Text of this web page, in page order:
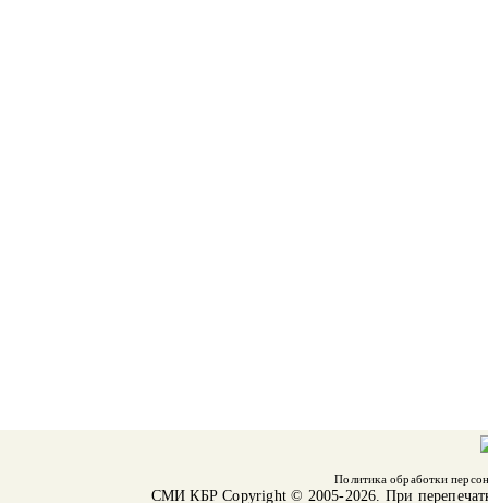
Политика обработки
СМИ КБРCopyright © 2005-2026. При